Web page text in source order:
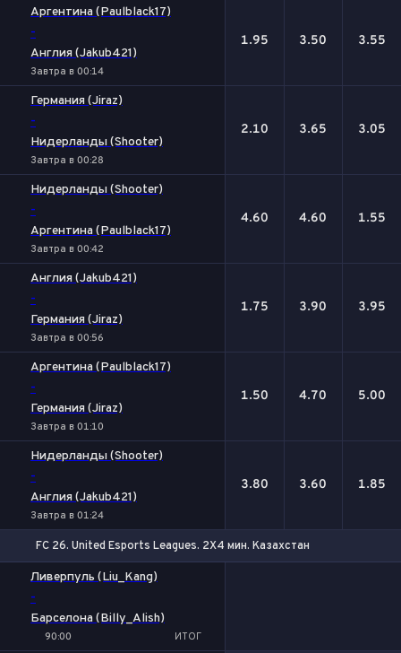
Аргентина (Paulblack17)
-
Англия (Jakub421)
Завтра в 00:14
1.95 3.50 3.55
Германия (Jiraz)
-
Нидерланды (Shooter)
Завтра в 00:28
2.10 3.65 3.05
Нидерланды (Shooter)
-
Аргентина (Paulblack17)
Завтра в 00:42
4.60 4.60 1.55
Англия (Jakub421)
-
Германия (Jiraz)
Завтра в 00:56
1.75 3.90 3.95
Аргентина (Paulblack17)
-
Германия (Jiraz)
Завтра в 01:10
1.50 4.70 5.00
Нидерланды (Shooter)
-
Англия (Jakub421)
Завтра в 01:24
3.80 3.60 1.85
FC 26. United Esports Leagues. 2X4 мин. Казахстан
Ливерпуль (Liu_Kang)
-
Барселона (Billy_Alish)
90:00
ИТОГ